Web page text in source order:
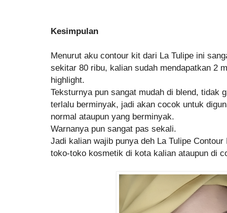
Kesimpulan
Menurut aku contour kit dari La Tulipe ini
sekitar 80 ribu, kalian sudah mendapatkan 2
highlight.
Teksturnya pun sangat mudah di blend, tidak
terlalu berminyak, jadi akan cocok untuk
normal ataupun yang berminyak.
Warnanya pun sangat pas sekali.
Jadi kalian wajib punya deh La Tulipe
toko-toko kosmetik di kota kalian ataupun di